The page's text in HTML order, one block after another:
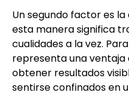
Un segundo factor es
esta manera significa
cualidades a la vez.
representa una
obtener resultados
sentirse confinados en